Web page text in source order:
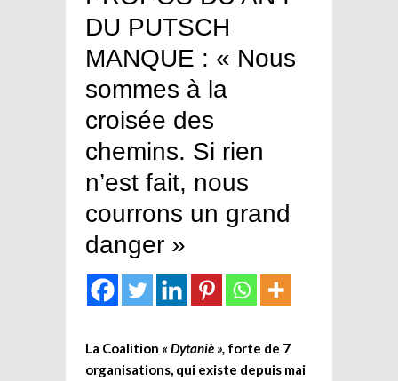
DU PUTSCH
MANQUE : « Nous
sommes à la
croisée des
chemins. Si rien
n’est fait, nous
courrons un grand
danger »
La Coalition « Dytaniè », forte de 7
organisations, qui existe depuis mai